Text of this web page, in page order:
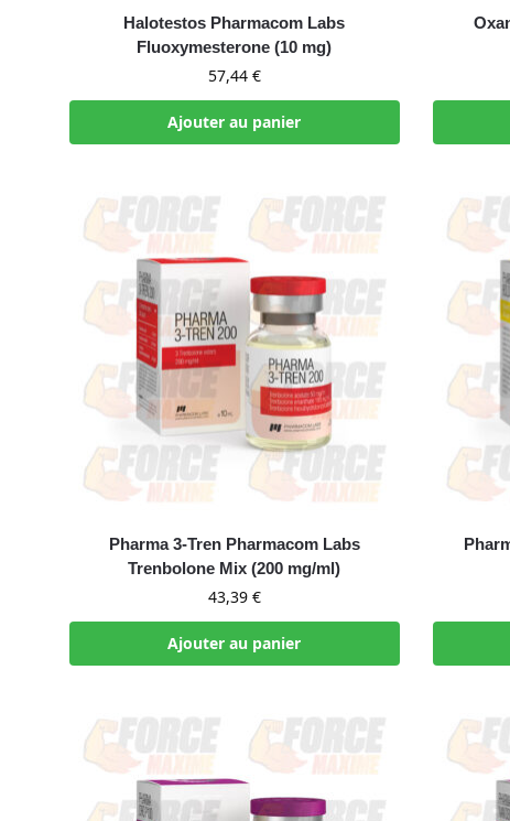
Halotestos Pharmacom Labs
Fluoxymesterone (10 mg)
57,44 €
Ajouter au panier
Pharma 3-Tren Pharmacom Labs
Trenbolone Mix (200 mg/ml)
43,39 €
Ajouter au panier